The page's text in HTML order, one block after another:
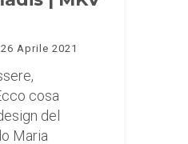
26 Aprile 2021
cosa
del
Maria